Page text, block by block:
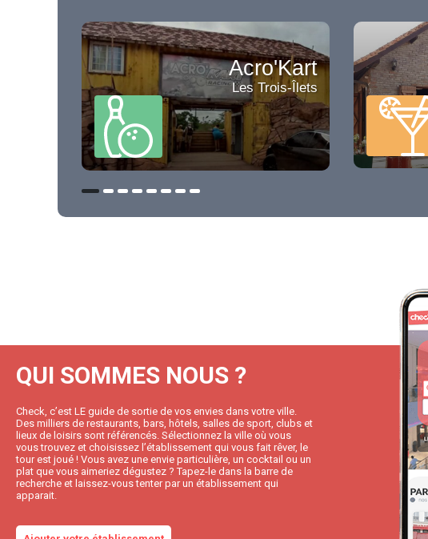
Acro'Kart
Les Trois-Îlets
QUI SOMMES NOUS ?
Check, c’est LE guide de sortie de vos envies dans votre ville.
Des milliers de restaurants, bars, hôtels, salles de sport, clubs et
lieux de loisirs sont référencés. Sélectionnez la ville où vous
vous trouvez et choisissez l’établissement qui vous fait rêver, le
tour est joué ! Vous avez une envie particulière, un cocktail ou un
plat que vous aimeriez dégustez ? Tapez-le dans la barre de
recherche et laissez-vous tenter par un établissement qui
apparait.